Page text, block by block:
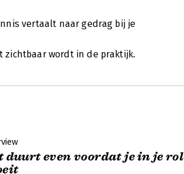
vertaalt naar gedrag bij je
zichtbaar wordt in de praktijk.
duurt even voordat je in je rol